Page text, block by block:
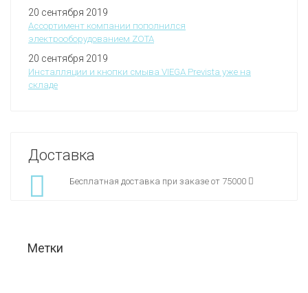
20 сентября 2019
Ассортимент компании пополнился
электрооборудованием ZOTA
20 сентября 2019
Инсталляции и кнопки смыва VIEGA Prevista уже на
складе
Доставка
Бесплатная доставка при заказе от 75000
Метки